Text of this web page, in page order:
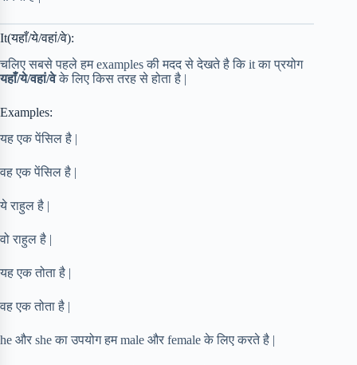
It(यहाँ/ये/वहां/वे):
चलिए सबसे पहले हम examples की मदद से देखते है कि it का प्रयोग
यहाँ/ये/वहां/वेके लिए किस तरह से होता है |
Examples:
यह एक पेंसिल है |
वह एक पेंसिल है |
ये राहुल है |
वो राहुल है |
यह एक तोता है |
वह एक तोता है |
he और she का उपयोग हम male और female के लिए करते है |